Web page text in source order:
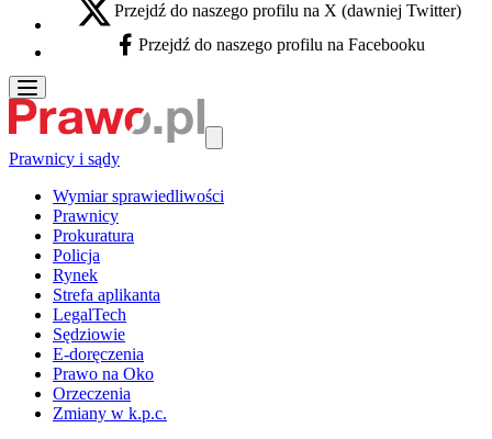
X - otwiera się w nowej karcie
Przejdź do naszego profilu na X (dawniej Twitter)
Facebook - otwiera się w nowej karcie
Przejdź do naszego profilu na Facebooku
Prawnicy i sądy
Wymiar sprawiedliwości
Prawnicy
Prokuratura
Policja
Rynek
Strefa aplikanta
LegalTech
Sędziowie
E-doręczenia
Prawo na Oko
Orzeczenia
Zmiany w k.p.c.